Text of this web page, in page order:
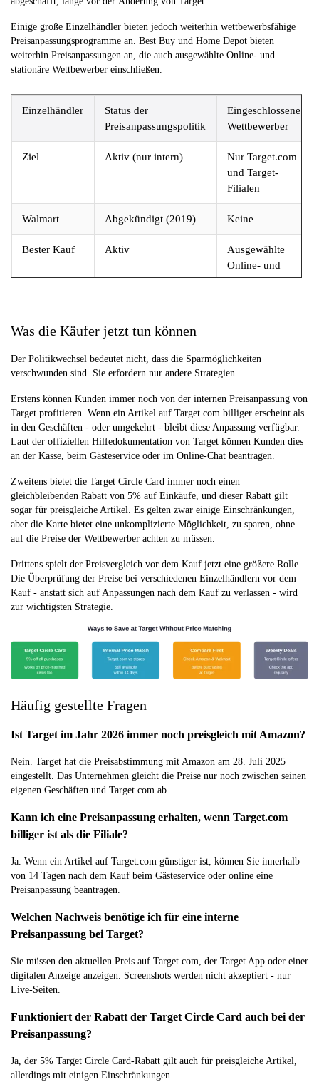
Einige große Einzelhändler bieten jedoch weiterhin wettbewerbsfähige
Preisanpassungsprogramme an. Best Buy und Home Depot bieten
weiterhin Preisanpassungen an, die auch ausgewählte Online- und
stationäre Wettbewerber einschließen.
Einzelhändler
Status der
Preisanpassungspolitik
Eingeschlossene
Wettbewerber
Ziel Aktiv (nur intern)
Nur Target.com
und Target-
Filialen
Walmart Abgekündigt (2019) Keine
Bester Kauf Aktiv
Ausgewählte
Online- und
lokale
Heimdepot Aktiv
lokale
Einzelhändler
Amazon Keine
Keine formelle
Politik
Was die Käufer jetzt tun können
Der Politikwechsel bedeutet nicht, dass die Sparmöglichkeiten
verschwunden sind. Sie erfordern nur andere Strategien.
Erstens können Kunden immer noch von der internen Preisanpassung von
Target profitieren. Wenn ein Artikel auf Target.com billiger erscheint als
in den Geschäften - oder umgekehrt - bleibt diese Anpassung verfügbar.
Laut der offiziellen Hilfedokumentation von Target können Kunden dies
an der Kasse, beim Gästeservice oder im Online-Chat beantragen.
Zweitens bietet die Target Circle Card immer noch einen
gleichbleibenden Rabatt von 5% auf Einkäufe, und dieser Rabatt gilt
sogar für preisgleiche Artikel. Es gelten zwar einige Einschränkungen,
aber die Karte bietet eine unkomplizierte Möglichkeit, zu sparen, ohne
auf die Preise der Wettbewerber achten zu müssen.
Drittens spielt der Preisvergleich vor dem Kauf jetzt eine größere Rolle.
Die Überprüfung der Preise bei verschiedenen Einzelhändlern vor dem
Kauf - anstatt sich auf Anpassungen nach dem Kauf zu verlassen - wird
zur wichtigsten Strategie.
Häufig gestellte Fragen
Ist Target im Jahr 2026 immer noch preisgleich mit Amazon?
Nein. Target hat die Preisabstimmung mit Amazon am 28. Juli 2025
eingestellt. Das Unternehmen gleicht die Preise nur noch zwischen seinen
eigenen Geschäften und Target.com ab.
Kann ich eine Preisanpassung erhalten, wenn Target.com
billiger ist als die Filiale?
Ja. Wenn ein Artikel auf Target.com günstiger ist, können Sie innerhalb
von 14 Tagen nach dem Kauf beim Gästeservice oder online eine
Preisanpassung beantragen.
Welchen Nachweis benötige ich für eine interne
Preisanpassung bei Target?
Sie müssen den aktuellen Preis auf Target.com, der Target App oder einer
digitalen Anzeige anzeigen. Screenshots werden nicht akzeptiert - nur
Live-Seiten.
Funktioniert der Rabatt der Target Circle Card auch bei der
Preisanpassung?
Ja, der 5% Target Circle Card-Rabatt gilt auch für preisgleiche Artikel,
allerdings mit einigen Einschränkungen.